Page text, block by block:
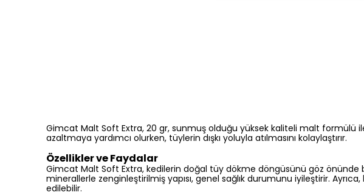
Gimcat Malt Soft Extra, 20 gr, sunmuş olduğu yüksek kaliteli malt formülü
azaltmaya yardımcı olurken, tüylerin dışkı yoluyla atılmasını kolaylaştırır.
Özellikler ve Faydalar
Gimcat Malt Soft Extra, kedilerin doğal tüy dökme döngüsünü göz
minerallerle zenginleştirilmiş yapısı, genel sağlık durumunu iyileştirir.
edilebilir.